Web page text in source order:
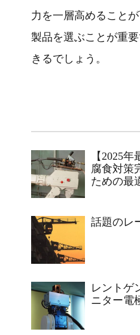
力を一層高めること
製品を選ぶことが重
きるでしょう。
【2025
腐食対策
ための最
話題のレ
レントゲ
ニター電